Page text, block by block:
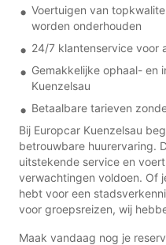
Voertuigen van
worden onderhouden
24/7 klantenservice voor
Gemakkelijke ophaal- en
Kuenzelsau
Betaalbare tarieven
Bij Europcar Kuenzelsau
betrouwbare huurervaring.
uitstekende service en
verwachtingen voldoen. Of
hebt voor een
voor groepsreizen, wij
Maak vandaag nog je